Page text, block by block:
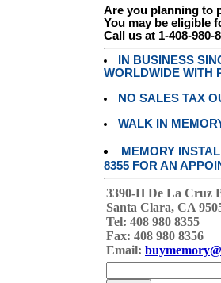
Are you planning to
You may be eligible
Call us at 1-408-980-
IN BUSINESS
WORLDWIDE WITH
NO SALES TAX
WALK IN
MEMORY
8355 FOR AN
3390-H De La Cruz
Santa Clara, CA
Tel: 408 980 8355
Fax: 408 980 8356
Email: